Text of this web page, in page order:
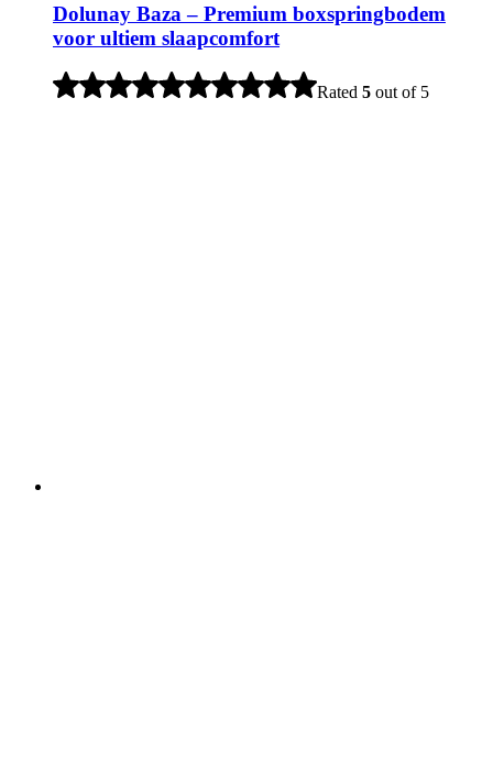
Dolunay Baza – Premium boxspringbodem
voor ultiem slaapcomfort
Rated 5 out of 5